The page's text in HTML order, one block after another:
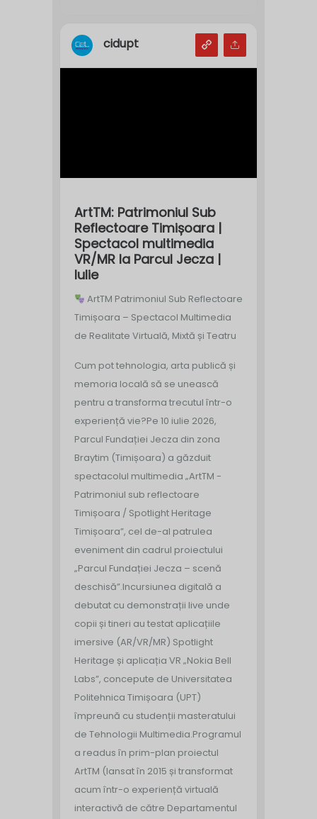
cidupt
ArtTM: Patrimoniul Sub
Reflectoare Timișoara |
Spectacol multimedia
VR/MR la Parcul Jecza |
Iulie
ArtTM Patrimoniul Sub Reflectoare
Timișoara – Spectacol Multimedia
de Realitate Virtuală, Mixtă și Teatru
Cum pot tehnologia, arta publică și
memoria locală să se unească
pentru a transforma trecutul într-o
experiență vie?Pe 10 iulie 2026,
Parcul Fundației Jecza din zona
Braytim (Timișoara) a găzduit
spectacolul multimedia „ArtTM -
Patrimoniul sub reflectoare
Timișoara / Spotlight Heritage
Timișoara”, cel de-al patrulea
eveniment din cadrul proiectului
„Parcul Fundației Jecza – scenă
deschisă”.Incursiunea digitală a
debutat cu demonstrații live unde
copii și tineri au testat aplicațiile
imersive (AR/VR/MR) Spotlight
Heritage și aplicația VR „Nokia Bell
Labs”, concepute de Universitatea
Politehnica Timișoara (UPT)
împreună cu studenții masteratului
de Tehnologii Multimedia.Programul
a readus în prim-plan proiectul
ArtTM (lansat în 2015 și transformat
acum într-o experiență virtuală
interactivă de către Departamentul